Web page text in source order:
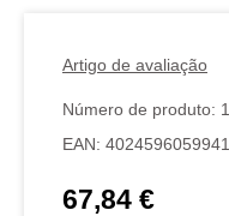
Artigo de avaliação
Número de produto:
EAN: 4024596059941
Preço normal:
67,84 €